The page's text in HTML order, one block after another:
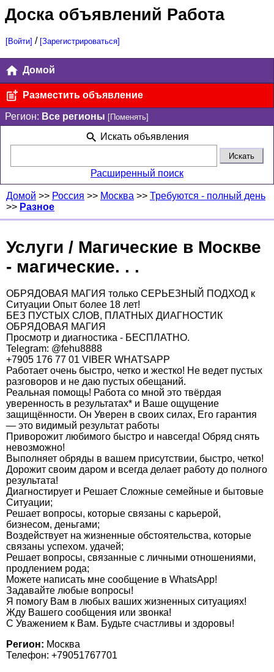
Доска объявлений Работа
[Войти] / [Зарегистрироваться]
Домой
Разместить объявление
Регион: Все регионы [Поменять]
Искать объявления
Расширенный поиск
Домой >> Россия >> Москва >> Требуются - полный день
>> Разное
Услуги / Магические в Москве
- магические. . .
ОБРЯДОВАЯ МАГИЯ только СЕРЬЕЗНЫЙ ПОДХОД к
Ситуации Опыт более 18 лет!
БЕЗ ПУСТЫХ СЛОВ, ПЛАТНЫХ ДИАГНОСТИК
ОБРЯДОВАЯ МАГИЯ
Просмотр и диагностика - БЕСПЛАТНО.
Telegram: @fehu8888
+7905 176 77 01 VIBER WHATSAPP
Работает очень быстро, четко и жестко! Не ведет пустых
разговоров и не даю пустых обещаний.
Реальная помощь! Работа со мной это твёрдая
уверенность в результатах* и Ваше ощущение
защищённости. Он Уверен в своих силах, Его гарантия
— это видимый результат работы
Приворожит любимого быстро и навсегда! Обряд снять
невозможно!
Выполняет обряды в вашем присутствии, быстро, четко!
Дорожит своим даром и всегда делает работу до полного
результата!
Диагностирует и Решает Сложные семейные и бытовые
Ситуации;
Решает вопросы, которые связаны с карьерой,
бизнесом, деньгами;
Воздействует на жизненные обстоятельства, которые
связаны успехом. удачей;
Решает вопросы, связанные с личными отношениями,
продлением рода;
Можете написать мне сообщение в WhatsApp!
Задавайте любые вопросы!
Я помогу Вам в любых ваших жизненных ситуациях!
Жду Вашего сообщения или звонка!
С Уважением к Вам. Будьте счастливы и здоровы!
Регион: Москва
Телефон: +79051767701